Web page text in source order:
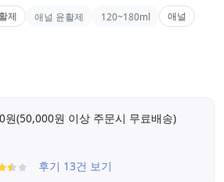
제 애널 윤활제 120~180ml 애널
원(50,000원 이상 주문시 무료배송)
후기 13건 보기